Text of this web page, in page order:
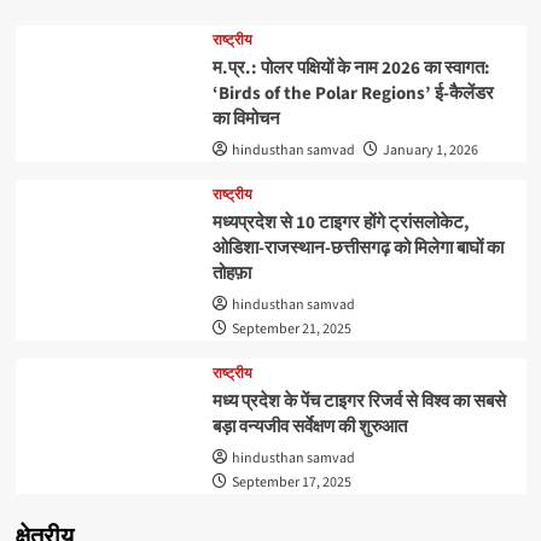
राष्ट्रीय
म.प्र.: पोलर पक्षियों के नाम 2026 का स्वागत:
‘Birds of the Polar Regions’ ई-कैलेंडर
का विमोचन
hindusthan samvad January 1, 2026
राष्ट्रीय
मध्यप्रदेश से 10 टाइगर होंगे ट्रांसलोकेट,
ओडिशा-राजस्थान-छत्तीसगढ़ को मिलेगा बाघों का
तोहफ़ा
hindusthan samvad
September 21, 2025
राष्ट्रीय
मध्य प्रदेश के पेंच टाइगर रिजर्व से विश्व का सबसे
बड़ा वन्यजीव सर्वेक्षण की शुरुआत
hindusthan samvad
September 17, 2025